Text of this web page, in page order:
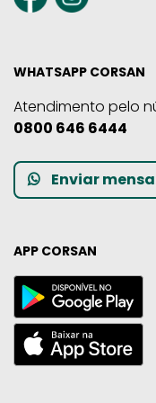
WHATSAPP CORSAN
Atendimento pelo
0800 646 6444
Enviar
APP CORSAN